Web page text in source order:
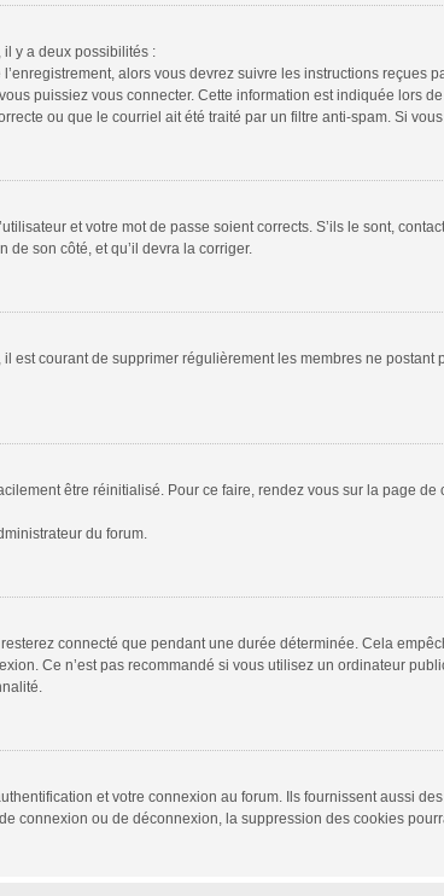
il y a deux possibilités :
alors vous devrez suivre les instructions
puissiez vous connecter. Cette information est indiquée lors
ou que le courriel ait été traité par un filtre anti-spam. Si
et votre mot de passe soient corrects. S’ils le sont,
son côté, et qu’il devra la corriger.
est courant de supprimer régulièrement les membres ne
être réinitialisé. Pour ce faire, rendez vous sur la page
du forum.
connecté que pendant une durée déterminée. Cela
Ce n’est pas recommandé si vous utilisez un ordinateur
et votre connexion au forum. Ils fournissent aussi
connexion ou de déconnexion, la suppression des cookies